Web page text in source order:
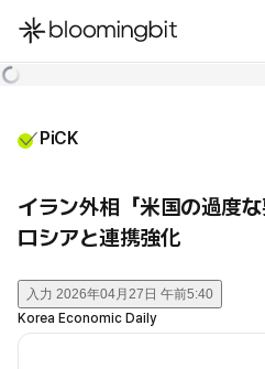
한국어
PiCK
イラン外相「米国の過度な
ロシアと連携強化
入力 2026年04月27日 午前5:40
Korea Economic Daily